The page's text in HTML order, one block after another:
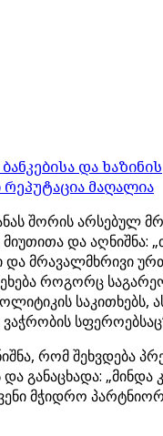
და ხაზინის
მაღალია
შორის არსებულ
და აღნიშნა:
და მრავალმხრივი
ეხება როგორც
საკითხებს,
რომ შეხვდება
განაცხადა: „მინდა
მჭიდრო